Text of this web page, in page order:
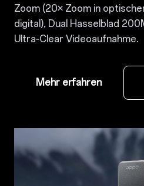
Zoom (20× Zoom in
digital), Dual Hasselblad
Ultra‑Clear Videoaufnahme.
Mehr erfahren